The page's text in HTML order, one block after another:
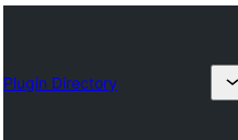
Plugin Directory